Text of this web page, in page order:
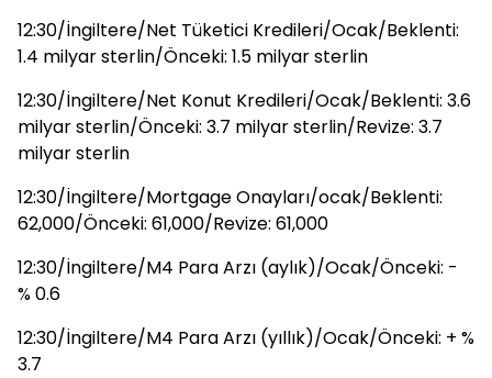
12:30/İngiltere/Net Tüketici Kredileri/Ocak/Beklenti:
1.4 milyar sterlin/Önceki: 1.5 milyar sterlin
12:30/İngiltere/Net Konut Kredileri/Ocak/Beklenti: 3.6
milyar sterlin/Önceki: 3.7 milyar sterlin/Revize: 3.7
milyar sterlin
12:30/İngiltere/Mortgage Onayları/ocak/Beklenti:
62,000/Önceki: 61,000/Revize: 61,000
12:30/İngiltere/M4 Para Arzı (aylık)/Ocak/Önceki: -
% 0.6
12:30/İngiltere/M4 Para Arzı (yıllık)/Ocak/Önceki: + %
3.7